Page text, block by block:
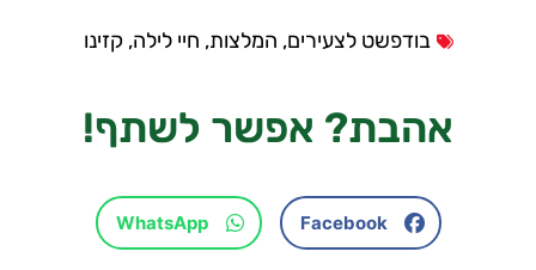
בודפשט לצעירים, המלצות, חיי לילה,קזינו
אהבת? אפשר לשתף!
Facebook
WhatsApp